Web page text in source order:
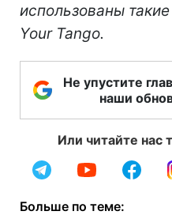
использованы
Your Tango.
Не упустите
наши
Или читайте нас
Больше по теме: